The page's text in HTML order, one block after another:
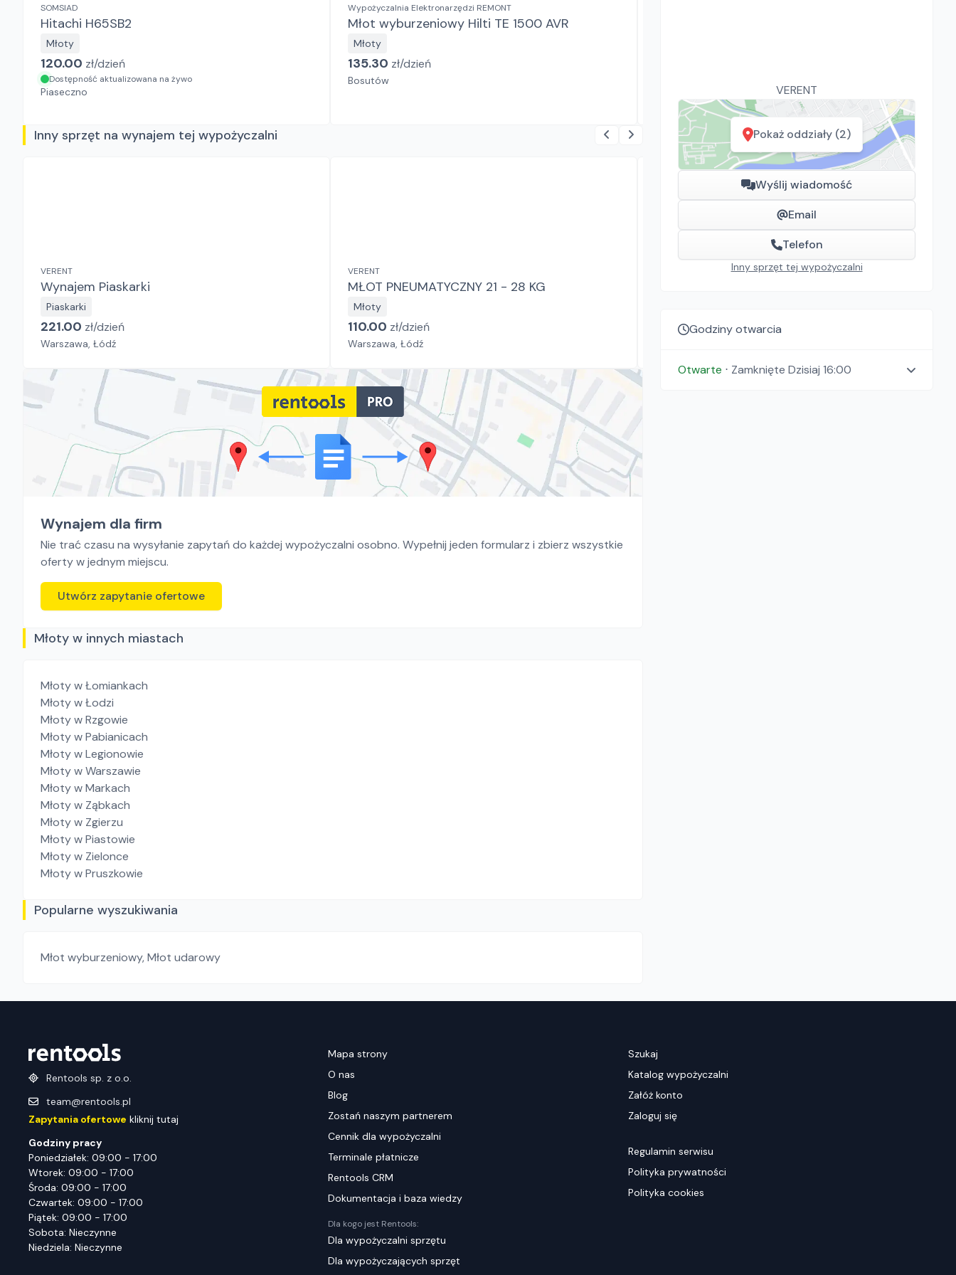
VERENT
Pokaż oddziały (2)
Wyślij wiadomość
Email
Telefon
Inny sprzęt tej wypożyczalni
Godziny otwarcia
Otwarte ⋅ Zamknięte Dzisiaj 16:00
SOMSIAD
Hitachi H65SB2
Młoty
120.00 zł/dzień
Dostępność aktualizowana na żywo
Piaseczno
Wypożyczalnia Elektronarzędzi REMONT
Młot wyburzeniowy Hilti TE 1500 AVR
Młoty
135.30 zł/dzień
Bosutów
Inny sprzęt na wynajem tej wypożyczalni
VERENT
Wynajem Piaskarki
Piaskarki
221.00 zł/dzień
Warszawa, Łódź
VERENT
MŁOT PNEUMATYCZNY 21 - 28 KG
Młoty
110.00 zł/dzień
Warszawa, Łódź
159.00zł/dzień
Wynajem dla firm
Nie trać czasu na wysyłanie zapytań do każdej wypożyczalni osobno. Wypełnij jeden formularz i zbierz wszystkie
oferty w jednym miejscu.
Utwórz zapytanie ofertowe
Młoty w innych miastach
Młotyw Łomiankach
Młotyw Łodzi
Młotyw Rzgowie
Młotyw Pabianicach
Młotyw Legionowie
Młotyw Warszawie
Młotyw Markach
Młotyw Ząbkach
Młotyw Zgierzu
Młotyw Piastowie
Młotyw Zielonce
Młotyw Pruszkowie
Popularne wyszukiwania
Młot wyburzeniowy,Młot udarowy
Rentools sp. z o.o.
team@rentools.pl
Zapytania ofertowe kliknij tutaj
Godziny pracy
Poniedziałek: 09:00 - 17:00
Wtorek: 09:00 - 17:00
Środa: 09:00 - 17:00
Czwartek: 09:00 - 17:00
Piątek: 09:00 - 17:00
Sobota: Nieczynne
Niedziela: Nieczynne
Mapa strony
O nas
Blog
Zostań naszym partnerem
Cennik dla wypożyczalni
Terminale płatnicze
Rentools CRM
Dokumentacja i baza wiedzy
Dla kogo jest Rentools:
Dla wypożyczalni sprzętu
Dla wypożyczających sprzęt
Szukaj
Katalog wypożyczalni
Załóż konto
Zaloguj się
Regulamin serwisu
Polityka prywatności
Polityka cookies